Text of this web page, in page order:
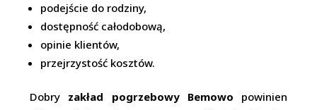
podejście do rodziny,
dostępność całodobową,
opinie klientów,
przejrzystość kosztów.
Dobry zakład pogrzebowy Bemowo powinien